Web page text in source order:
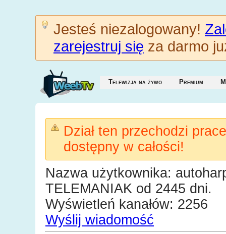
Jesteś niezalogowany!
zarejestruj się za darmo
Telewizja na żywo Premium
Dział ten przechodzi
dostępny w całości!
Nazwa użytkownika:
TELEMANIAK od 2445 dni.
Wyświetleń kanałów: 2256
Wyślij wiadomość